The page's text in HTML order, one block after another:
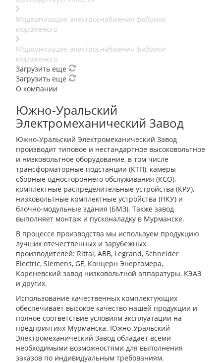
Модернизация электроснабжения фабрики
мороженого
Модернизация электроснабжения фабрики
мороженого
Загрузить еще
Загрузить еще
О компании
Южно-Уральский
Электромеханический Завод
Южно-Уральский Электромеханический Завод
производит типовое и нестандартное высоковольтное
и низковольтное оборудование, в том числе
трансформаторные подстанции (КТП), камеры
сборные одностороннего обслуживания (КСО),
комплектные распределительные устройства (КРУ),
низковольтные комплектные устройства (НКУ) и
блочно-модульные здания (БМЗ). Также завод
выполняет монтаж и пусконаладку в Мурманске.
В процессе производства мы используем продукцию
лучших отечественных и зарубежных
производителей: Rittal, ABB, Legrand, Schneider
Electric, Siemens, GE, Концерн Энергомера,
Кореневский завод низковольтной аппаратуры, КЭАЗ
и других.
Использование качественных комплектующих
обеспечивает высокое качество нашей продукции и
полное соответствие условиям эксплуатации на
предприятиях Мурманска. Южно-Уральский
Электромеханический Завод обладает всеми
необходимыми возможностями для выполнения
заказов по индивидуальным требованиям.